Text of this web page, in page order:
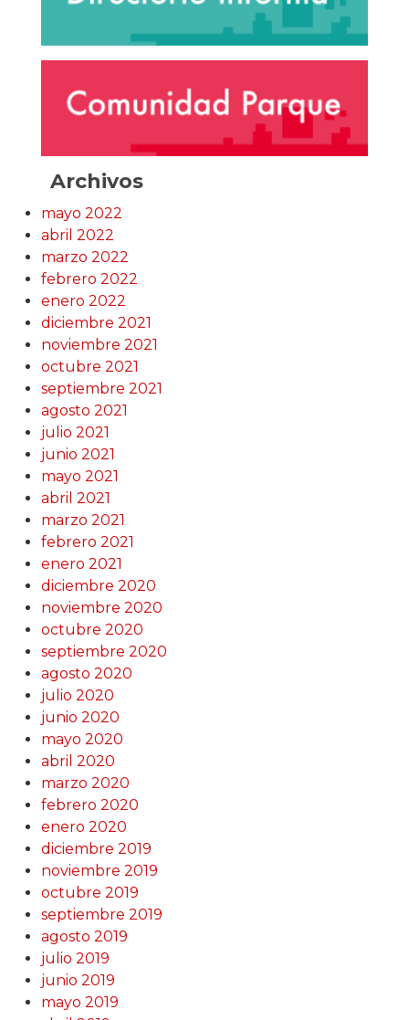
Archivos
mayo 2022
abril 2022
marzo 2022
febrero 2022
enero 2022
diciembre 2021
noviembre 2021
octubre 2021
septiembre 2021
agosto 2021
julio 2021
junio 2021
mayo 2021
abril 2021
marzo 2021
febrero 2021
enero 2021
diciembre 2020
noviembre 2020
octubre 2020
septiembre 2020
agosto 2020
julio 2020
junio 2020
mayo 2020
abril 2020
marzo 2020
febrero 2020
enero 2020
diciembre 2019
noviembre 2019
octubre 2019
septiembre 2019
agosto 2019
julio 2019
junio 2019
mayo 2019